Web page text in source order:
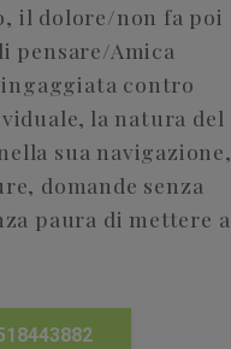
il dolore/non fa poi
pensare/Amica
ingaggiata contro
la natura del
sua navigazione,
domande senza
paura di mettere a